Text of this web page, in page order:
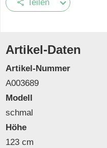
share Teilen
Artikel-Daten
Artikel-Nummer
A003689
Modell
schmal
Höhe
123 cm